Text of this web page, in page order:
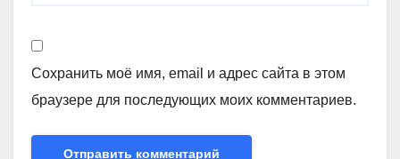
Сохранить моё имя, email и адрес сайта в этом
браузере для последующих моих комментариев.